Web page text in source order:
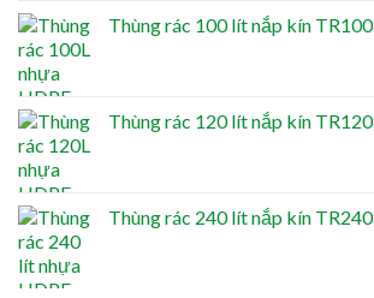
Thùng rác 100 lít nắp kín TR100
Thùng rác 120 lít nắp kín TR120
Thùng rác 240 lít nắp kín TR240